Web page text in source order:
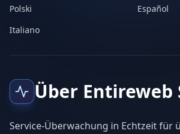
Polski
Español
Italiano
Über Entireweb
Service-Überwachung in Echtzeit für